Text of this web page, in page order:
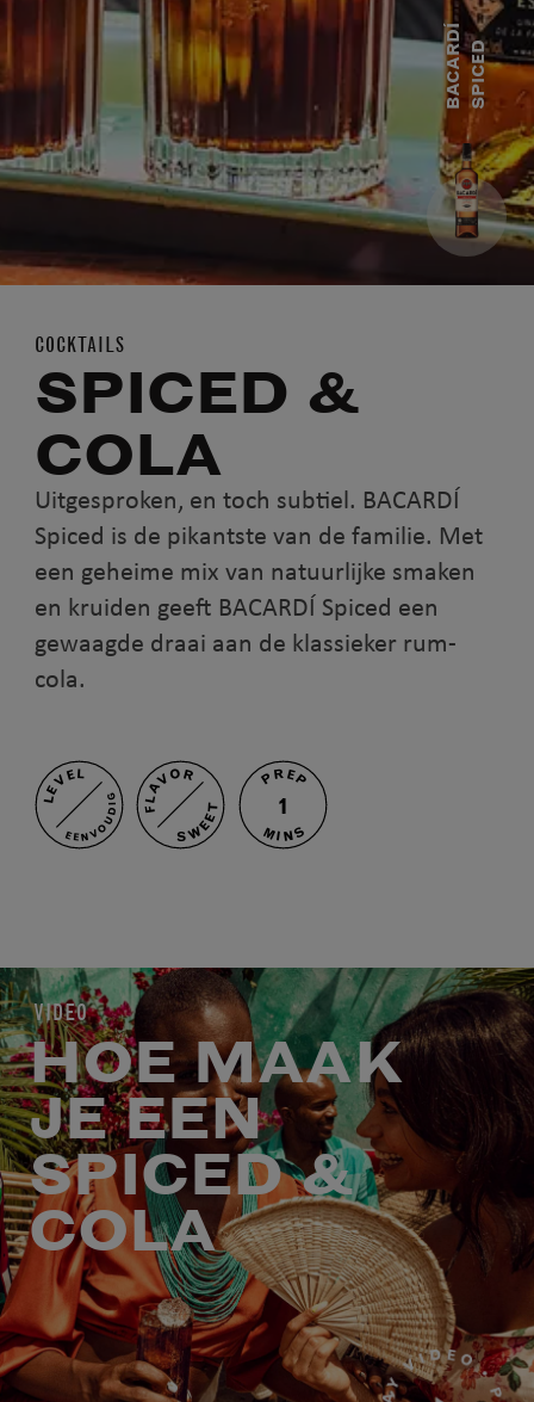
B
A
C
A
R
D
Í
S
P
I
C
ED
COCKTAILS
SPICED &
COLA
Uitgesproken, en toch subtiel. BACARDÍ
Spiced is de pikantste van de familie. Met
een geheime mix van natuurlijke smaken
en kruiden geeft BACARDÍ Spiced een
gewaagde draai aan de klassieker rum-
cola.
LEVEL
EENVOUDIG
FLAVOR
SWEET
PREP
1
MINS
VIDEO
HOE MAAK
JE EEN
SPICED &
COLA